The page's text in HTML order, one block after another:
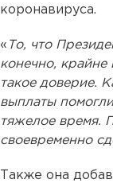
коронавируса.
« То, что
конечно,
такое доверие.
выплаты
тяжелое время.
своевременно
Также она